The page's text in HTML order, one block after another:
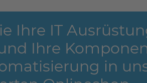
Ihre IT
Ihre
in